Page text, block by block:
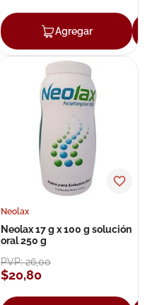
Agregar
Agregar
Neolax
Neolax 17 g x 100 g solución
oral 250 g
PVP:26,00
$20,80